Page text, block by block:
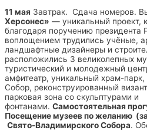
11 мая Завтрак. Сдача номеров.
Херсонес» — уникальный проект,
благодаря поручению президента
воплощением трудились учёные,
ландшафтные дизайнеры и
расположились 3 великолепных
туристический и молодежный
амфитеатр, уникальный храм-
Собор, реконструированный
парковая зона со скульптурами и
фонтанами. Самостоятельная
Посещение музеев по желанию
Свято-Владимирского Собора.